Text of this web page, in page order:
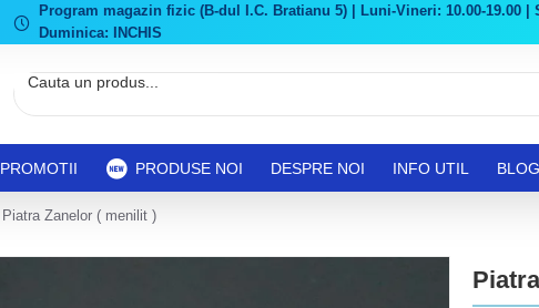
Program magazin fizic (B-dul I.C. Bratianu 5) | Luni-Vineri: 10.00-19.00 |
Duminica: INCHIS
PROMOTII PRODUSE NOI DESPRE NOI INFO UTIL BLOG
Piatra Zanelor ( menilit )